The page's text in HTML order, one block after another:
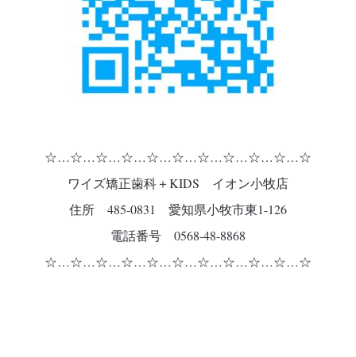
☆…☆…☆…☆…☆…☆…☆…☆…☆…☆…☆
ワイズ矯正歯科＋KIDS イオン小牧店
住所 485-0831 愛知県小牧市東1-126
電話番号 0568-48-8868
☆…☆…☆…☆…☆…☆…☆…☆…☆…☆…☆